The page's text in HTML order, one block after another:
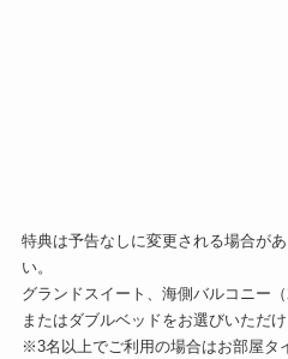
特典は予告なしに変更される場合が
い。
グランドスイート、海側バルコニー
またはダブルベッドをお選びいただ
※3名以上でご利用の場合はお部屋タ